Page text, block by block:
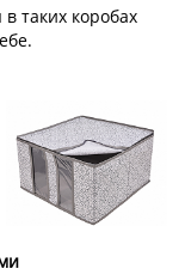
таких коробах